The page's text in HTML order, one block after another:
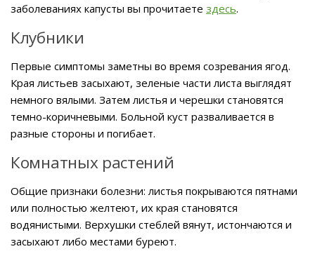
заболеваниях капусты вы прочитаете здесь.
Клубники
Первые симптомы заметны во время созревания ягод.
Края листьев засыхают, зеленые части листа выглядят
немного вялыми. Затем листья и черешки становятся
темно-коричневыми. Больной куст разваливается в
разные стороны и погибает.
Комнатных растений
Общие признаки болезни: листья покрываются пятнами
или полностью желтеют, их края становятся
водянистыми. Верхушки стеблей вянут, истончаются и
засыхают либо местами буреют.